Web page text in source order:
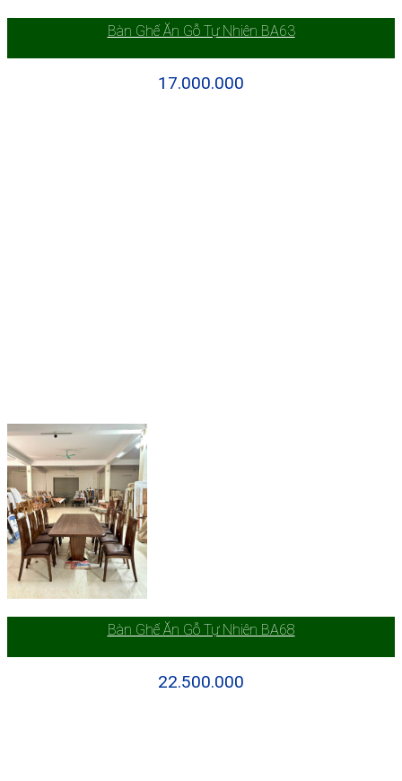
Bàn Ghế Ăn Gỗ Tự Nhiên BA63
17.000.000
Bàn Ghế Ăn Gỗ Tự Nhiên BA68
22.500.000